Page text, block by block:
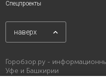
Спецпроекты
наверх
Горобзор.ру -
Уфе и Башкирии